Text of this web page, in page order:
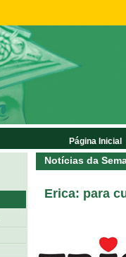
Notícias da
Erica: para
Página Inicial